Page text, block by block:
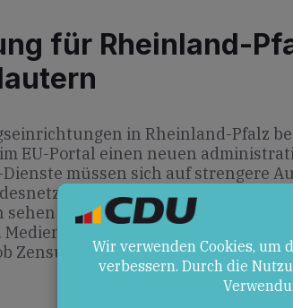
für Rheinland-
in Rheinland-Pfalz
EU-Portal einen neuen
müssen sich auf strengere
einstellen. Politische
aufwendigere
in der Region verfolgen
Zensurmaßnahmen zulasten der